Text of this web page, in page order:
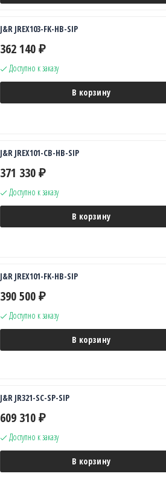
J&R JREX103-FK-HB-SIP
362 140 ₽
Доступно к заказу
В корзину
J&R JREX101-CB-HB-SIP
371 330 ₽
Доступно к заказу
В корзину
J&R JREX101-FK-HB-SIP
390 500 ₽
Доступно к заказу
В корзину
J&R JR321-SC-SP-SIP
609 310 ₽
Доступно к заказу
В корзину